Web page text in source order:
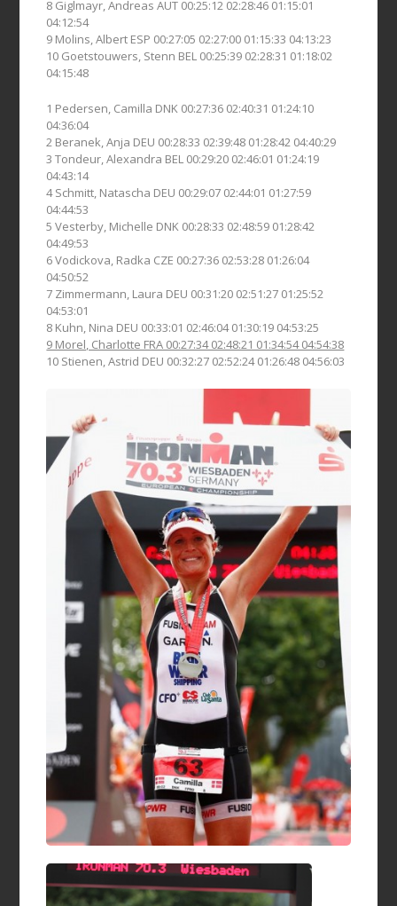
8 Giglmayr, Andreas AUT 00:25:12 02:28:46 01:15:01
04:12:54
9 Molins, Albert ESP 00:27:05 02:27:00 01:15:33 04:13:23
10 Goetstouwers, Stenn BEL 00:25:39 02:28:31 01:18:02
04:15:48
1 Pedersen, Camilla DNK 00:27:36 02:40:31 01:24:10
04:36:04
2 Beranek, Anja DEU 00:28:33 02:39:48 01:28:42 04:40:29
3 Tondeur, Alexandra BEL 00:29:20 02:46:01 01:24:19
04:43:14
4 Schmitt, Natascha DEU 00:29:07 02:44:01 01:27:59
04:44:53
5 Vesterby, Michelle DNK 00:28:33 02:48:59 01:28:42
04:49:53
6 Vodickova, Radka CZE 00:27:36 02:53:28 01:26:04
04:50:52
7 Zimmermann, Laura DEU 00:31:20 02:51:27 01:25:52
04:53:01
8 Kuhn, Nina DEU 00:33:01 02:46:04 01:30:19 04:53:25
9 Morel, Charlotte FRA 00:27:34 02:48:21 01:34:54 04:54:38
10 Stienen, Astrid DEU 00:32:27 02:52:24 01:26:48 04:56:03